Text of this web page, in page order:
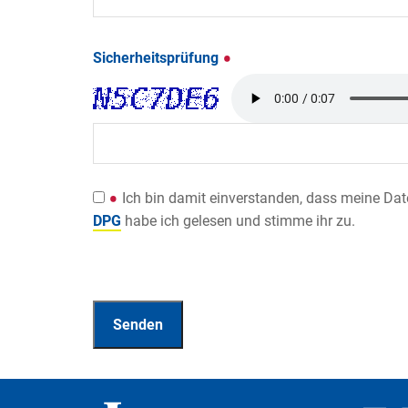
Sicherheitsprüfung
Ich bin damit einverstanden, dass meine
DPG habe ich gelesen und stimme ihr zu.